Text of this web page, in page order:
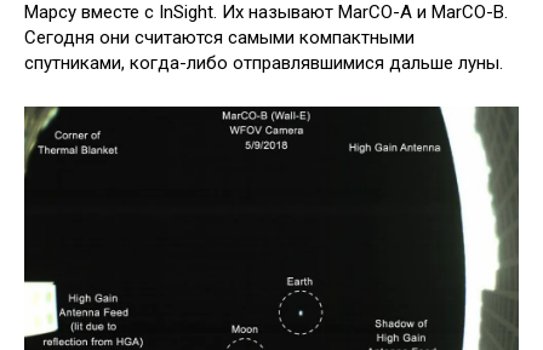
Марсу вместе с InSight. Их называют MarCO-A и MarCO-B.
Сегодня они считаются самыми компактными
спутниками, когда-либо отправлявшимися дальше луны.